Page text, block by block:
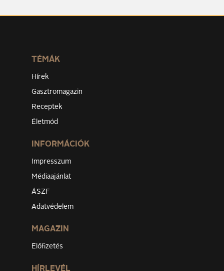
TÉMÁK
Hírek
Gasztromagazin
Receptek
Életmód
INFORMÁCIÓK
Impresszum
Médiaajánlat
ÁSZF
Adatvédelem
MAGAZIN
Előfizetés
HÍRLEVÉL